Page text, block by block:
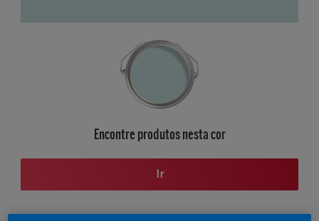
Encontre produtos nesta cor
Ir